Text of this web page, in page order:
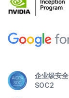
企业级安全
SOC2